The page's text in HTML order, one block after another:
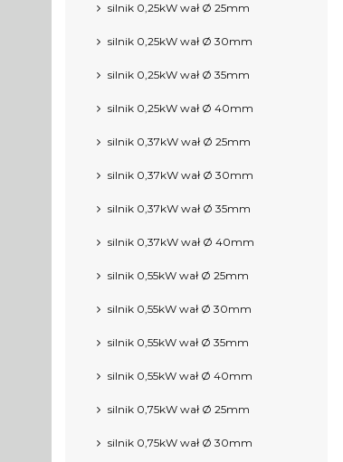
silnik 0,25kW wał Ø 25mm
silnik 0,25kW wał Ø 30mm
silnik 0,25kW wał Ø 35mm
silnik 0,25kW wał Ø 40mm
silnik 0,37kW wał Ø 25mm
silnik 0,37kW wał Ø 30mm
silnik 0,37kW wał Ø 35mm
silnik 0,37kW wał Ø 40mm
silnik 0,55kW wał Ø 25mm
silnik 0,55kW wał Ø 30mm
silnik 0,55kW wał Ø 35mm
silnik 0,55kW wał Ø 40mm
silnik 0,75kW wał Ø 25mm
silnik 0,75kW wał Ø 30mm